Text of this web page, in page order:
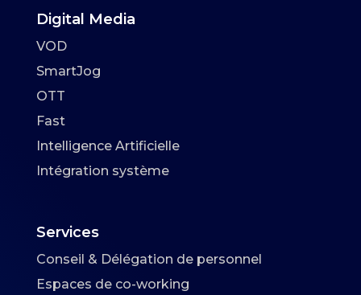
Digital Media
VOD
SmartJog
OTT
Fast
Intelligence Artificielle
Intégration système
Services
Conseil & Délégation de personnel
Espaces de co-working